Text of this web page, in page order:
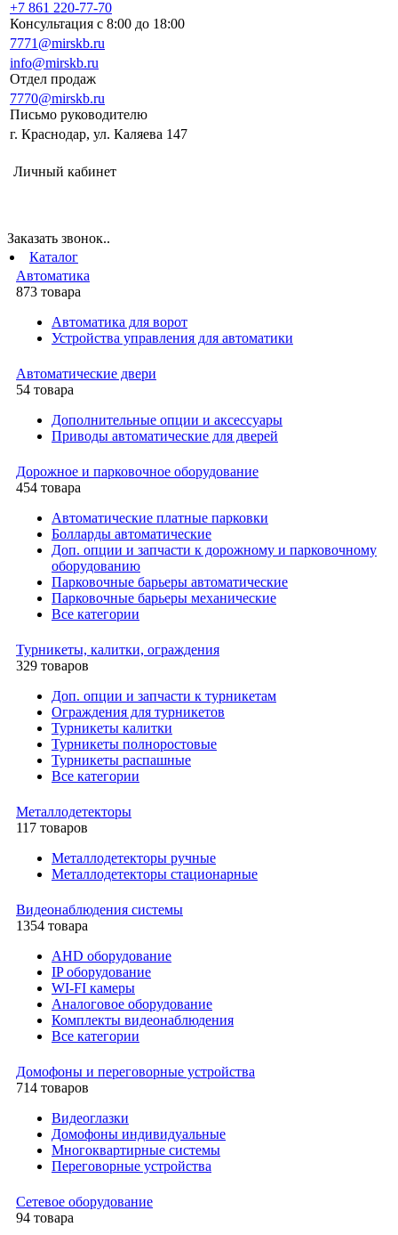
+7 861 220-77-70
Консультация с 8:00 до 18:00
7771@mirskb.ru
info@mirskb.ru
Отдел продаж
7770@mirskb.ru
Письмо руководителю
г. Краснодар, ул. Каляева 147
Личный кабинет
Заказать звонок..
Каталог
Автоматика
873 товара
Автоматика для ворот
Устройства управления для автоматики
Автоматические двери
54 товара
Дополнительные опции и аксессуары
Приводы автоматические для дверей
Дорожное и парковочное оборудование
454 товара
Автоматические платные парковки
Болларды автоматические
Доп. опции и запчасти к дорожному и парковочному
оборудованию
Парковочные барьеры автоматические
Парковочные барьеры механические
Все категории
Турникеты, калитки, ограждения
329 товаров
Доп. опции и запчасти к турникетам
Ограждения для турникетов
Турникеты калитки
Турникеты полноростовые
Турникеты распашные
Все категории
Металлодетекторы
117 товаров
Металлодетекторы ручные
Металлодетекторы стационарные
Видеонаблюдения cистемы
1354 товара
AHD оборудование
IP оборудование
WI-FI камеры
Аналоговое оборудование
Комплекты видеонаблюдения
Все категории
Домофоны и переговорные устройства
714 товаров
Видеоглазки
Домофоны индивидуальные
Многоквартирные системы
Переговорные устройства
Сетевое оборудование
94 товара